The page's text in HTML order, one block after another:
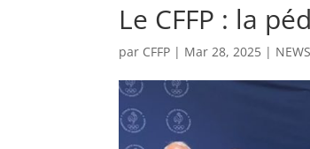
Le CFFP : la
par CFFP | Mar 28, 2025 |